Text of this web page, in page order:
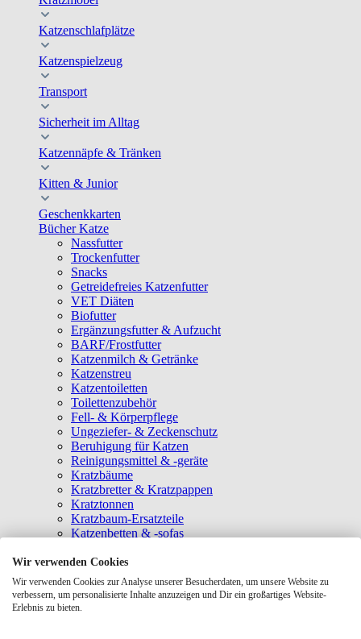
Katzenschlafplätze
Katzenspielzeug
Transport
Sicherheit im Alltag
Katzennäpfe & Tränken
Kitten & Junior
Geschenkkarten
Bücher Katze
Nassfutter
Trockenfutter
Snacks
Getreidefreies Katzenfutter
VET Diäten
Biofutter
Ergänzungsfutter & Aufzucht
BARF/Frostfutter
Katzenmilch & Getränke
Katzenstreu
Katzentoiletten
Toilettenzubehör
Fell- & Körperpflege
Ungeziefer- & Zeckenschutz
Beruhigung für Katzen
Reinigungsmittel & -geräte
Kratzbäume
Kratzbretter & Kratzpappen
Kratztonnen
Kratzbaum-Ersatzteile
Katzenbetten & -sofas
Katzenhäuser
Hängematten & Fensterliegeplätze
Katzendecken & -matten
Baldrian- & Catnipspielzeug
Wir verwenden Cookies
Wir verwenden Cookies zur Analyse unserer Besucherdaten, um unsere Website zu
verbessern, um personalisierte Inhalte anzuzeigen und Dir ein großartiges Website-
Erlebnis zu bieten.